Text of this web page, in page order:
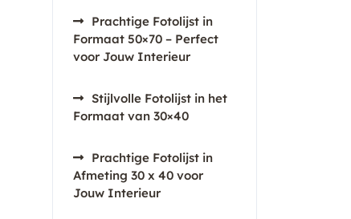
Prachtige Fotolijst in
Formaat 50×70 – Perfect
voor Jouw Interieur
Stijlvolle Fotolijst in het
Formaat van 30×40
Prachtige Fotolijst in
Afmeting 30 x 40 voor
Jouw Interieur